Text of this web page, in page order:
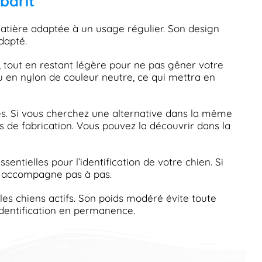
adaptée à un usage régulier. Son design
en restant légère pour ne pas gêner votre
en nylon de couleur neutre, ce qui mettra en
Si vous cherchez une alternative dans la même
fabrication. Vous pouvez la découvrir dans la
pour l’identification de votre chien. Si
pas à pas.
chiens actifs. Son poids modéré évite toute
en permanence.